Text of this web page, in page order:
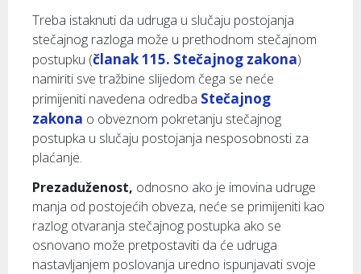
Treba istaknuti da udruga u slučaju postojanja
stečajnog razloga može u prethodnom stečajnom
postupku (članak 115. Stečajnog zakona)
namiriti sve tražbine slijedom čega se neće
primijeniti navedena odredba Stečajnog
zakona o obveznom pokretanju stečajnog
postupka u slučaju postojanja nesposobnosti za
plaćanje.
Prezaduženost, odnosno ako je imovina udruge
manja od postojećih obveza, neće se primijeniti kao
razlog otvaranja stečajnog postupka ako se
osnovano može pretpostaviti da će udruga
nastavljanjem poslovanja uredno ispunjavati svoje